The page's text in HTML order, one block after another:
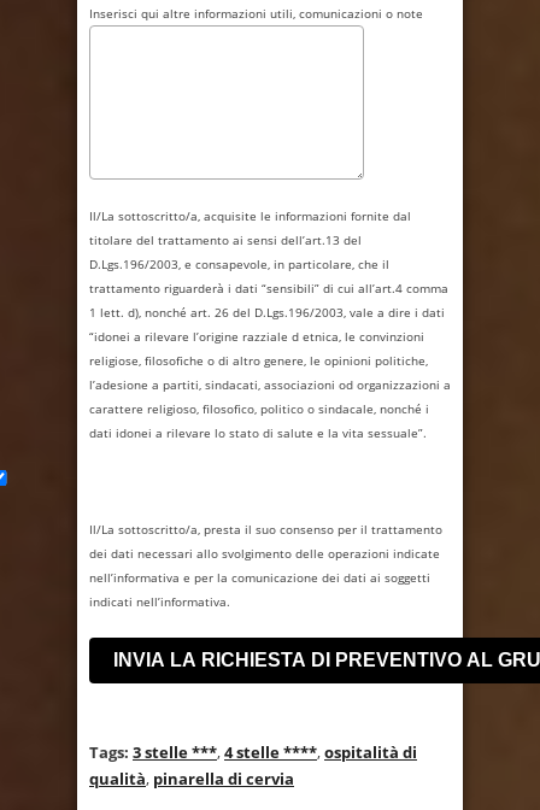
Inserisci qui altre informazioni utili, comunicazioni o note
Il/La sottoscritto/a, acquisite le informazioni fornite dal
titolare del trattamento ai sensi dell’art.13 del
D.Lgs.196/2003, e consapevole, in particolare, che il
trattamento riguarderà i dati “sensibili” di cui all’art.4 comma
1 lett. d), nonché art. 26 del D.Lgs.196/2003, vale a dire i dati
“idonei a rilevare l’origine razziale d etnica, le convinzioni
religiose, filosofiche o di altro genere, le opinioni politiche,
l’adesione a partiti, sindacati, associazioni od organizzazioni a
carattere religioso, filosofico, politico o sindacale, nonché i
dati idonei a rilevare lo stato di salute e la vita sessuale”.
Il/La sottoscritto/a, presta il suo consenso per il trattamento
dei dati necessari allo svolgimento delle operazioni indicate
nell’informativa e per la comunicazione dei dati ai soggetti
indicati nell’informativa.
Tags: 3 stelle ***,4 stelle ****,ospitalità di
qualità, pinarella di cervia